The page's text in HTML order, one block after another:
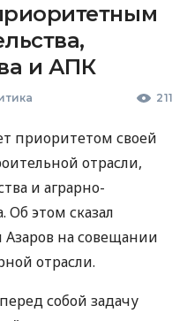
и АПК
211
приоритетом своей
отрасли,
и аграрно-
этом сказал
на совещании
отрасли.
собой задачу